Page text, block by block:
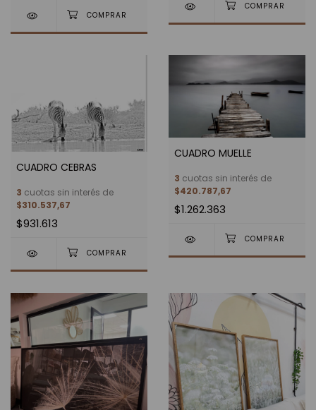
CUADRO CEBRAS
3 cuotas sin interés de
$310.537,67
$931.613
CUADRO MUELLE
3 cuotas sin interés de
$420.787,67
$1.262.363